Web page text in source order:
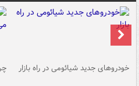
خودروهای جدید شیائومی در راه بازار